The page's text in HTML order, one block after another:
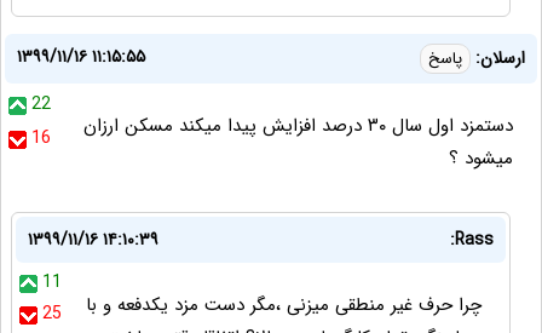
ارسلان: پاسخ
۱۳۹۹/۱۱/۱۶ ۱۱:۱۵:۵۵
22
16
دستمزد اول سال ۳۰ درصد افزایش پیدا میکند مسکن ارزان
میشود ؟
Rass:
۱۳۹۹/۱۱/۱۶ ۱۴:۱۰:۳۹
11
25
چرا حرف غیر منطقی میزنی ،مگر دست مزد یکدفعه و با